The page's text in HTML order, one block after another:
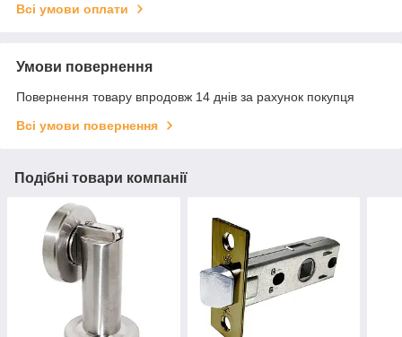
Всі умови оплати
Умови повернення
Повернення товару впродовж 14 днів за рахунок покупця
Всі умови повернення
Подібні товари компанії